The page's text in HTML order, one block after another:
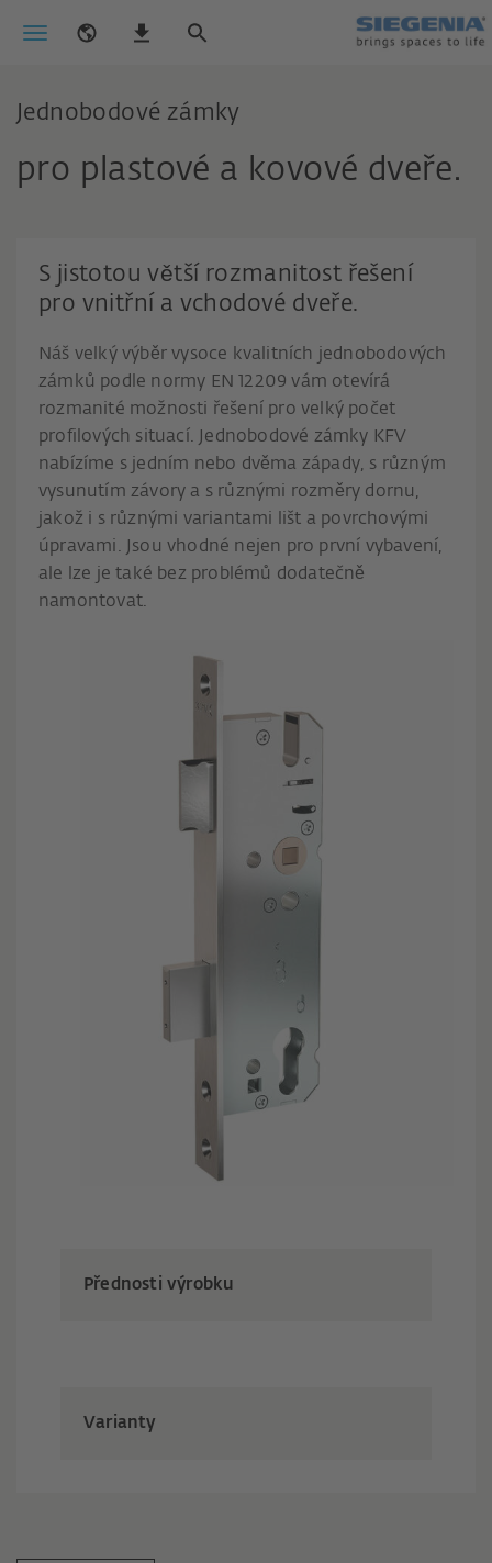
Jednobodové zámky
pro plastové a kovové dveře.
S jistotou větší rozmanitost řešení
pro vnitřní a vchodové dveře.
Náš velký výběr vysoce kvalitních jednobodových
zámků podle normy EN 12209 vám otevírá
rozmanité možnosti řešení pro velký počet
profilových situací. Jednobodové zámky KFV
nabízíme s jedním nebo dvěma západy, s různým
vysunutím závory a s různými rozměry dornu,
jakož i s různými variantami lišt a povrchovými
úpravami. Jsou vhodné nejen pro první vybavení,
ale lze je také bez problémů dodatečně
namontovat.
Přednosti výrobku
Varianty